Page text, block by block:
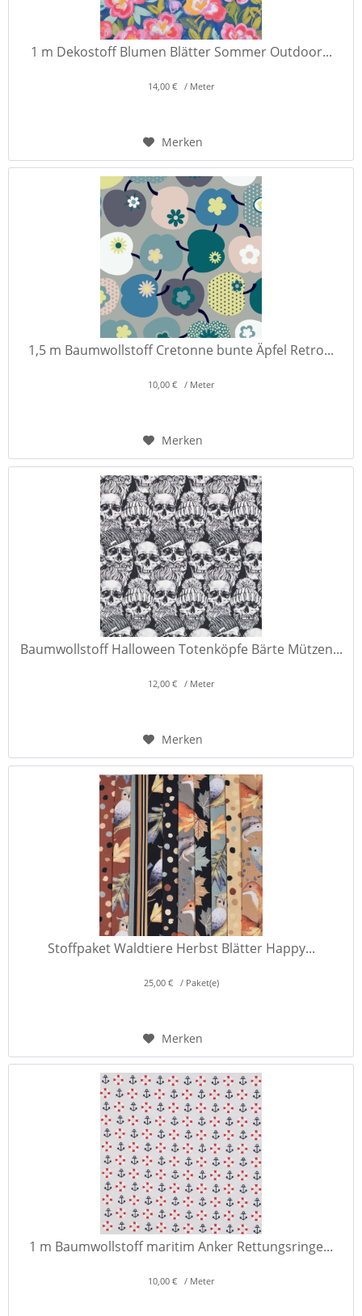
1 m Dekostoff Blumen Blätter Sommer Outdoor...
14,00 € / Meter
Merken
1,5 m Baumwollstoff Cretonne bunte Äpfel Retro...
10,00 € / Meter
Merken
Baumwollstoff Halloween Totenköpfe Bärte Mützen...
12,00 € / Meter
Merken
Stoffpaket Waldtiere Herbst Blätter Happy...
25,00 € / Paket(e)
Merken
1 m Baumwollstoff maritim Anker Rettungsringe...
10,00 € / Meter